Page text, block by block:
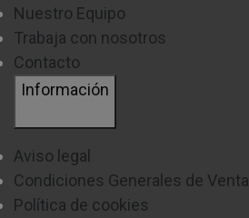
Nuestro Equipo
Trabaja con nosotros
Contacto
Información
Aviso legal
Condiciones Generales de Venta
Política de cookies